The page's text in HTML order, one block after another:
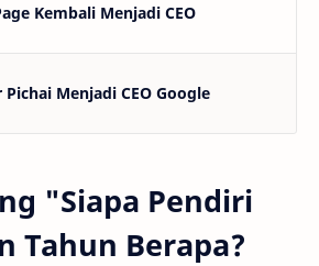
Kembali Menjadi CEO
Pichai Menjadi CEO Google
"Siapa Pendiri
Tahun Berapa?